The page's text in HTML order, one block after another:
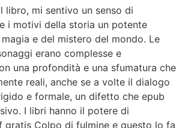
libro, mi sentivo un senso di
i motivi della storia un potente
e del mistero del mondo. Le
erano complesse e
una profondità e una sfumatura che
reali, anche se a volte il dialogo
e formale, un difetto che epub
I libri hanno il potere di
Colpo di fulmine e questo lo fa